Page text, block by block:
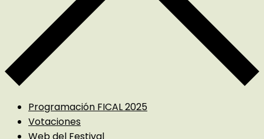
Programación FICAL 2025
Votaciones